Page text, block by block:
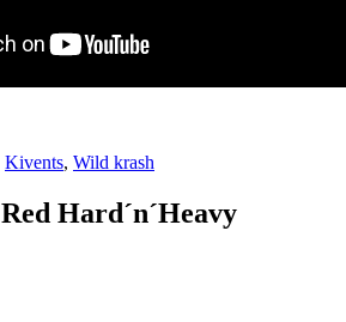
Kivents, Wild krash
Red Hard´n´Heavy